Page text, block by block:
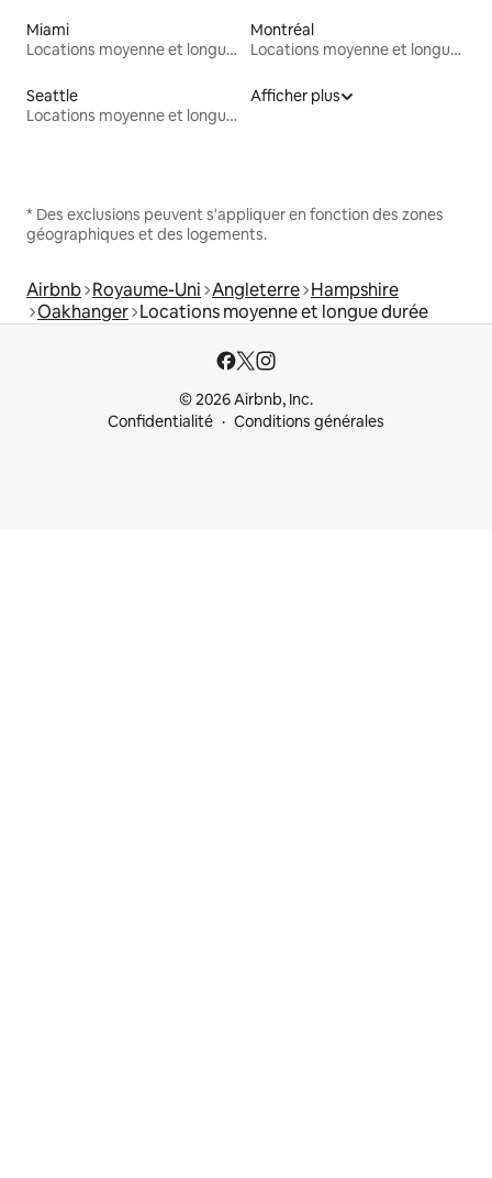
Miami
Locations moyenne et longue durée
Montréal
Locations moyenne et longue durée
Seattle
Locations moyenne et longue durée
Afficher plus
* Des exclusions peuvent s'appliquer en fonction des zones
géographiques et des logements.
Airbnb Royaume-Uni Angleterre Hampshire
Oakhanger Locations moyenne et longue durée
© 2026 Airbnb, Inc.
Confidentialité
Conditions générales